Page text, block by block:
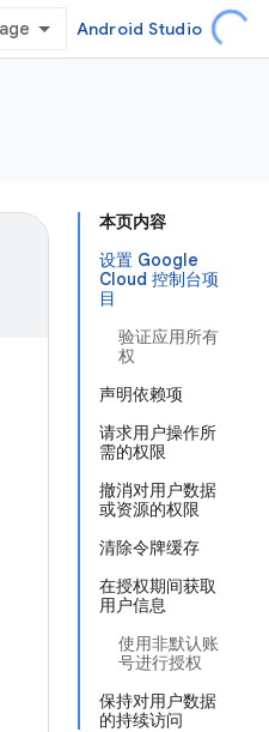
Android Studio
本页内容
设置 Google
Cloud 控制台项
目
验证应用所有
权
声明依赖项
请求用户操作所
需的权限
撤消对用户数据
或资源的权限
清除令牌缓存
在授权期间获取
用户信息
使用非默认账
号进行授权
保持对用户数据
的持续访问